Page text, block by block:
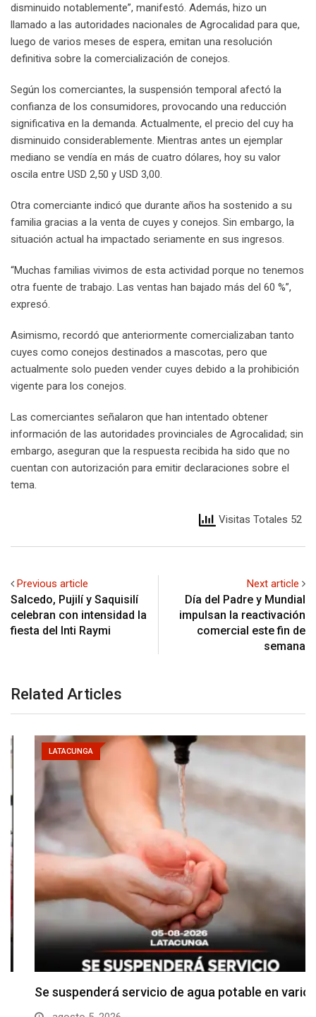
disminuido notablemente”, manifestó. Además, hizo un
llamado a las autoridades nacionales de Agrocalidad para que,
luego de varios meses de espera, emitan una resolución
definitiva sobre la comercialización de conejos.
Según los comerciantes, la suspensión temporal afectó la
confianza de los consumidores, provocando una reducción
significativa en la demanda. Actualmente, el precio del cuy ha
disminuido considerablemente. Mientras antes un ejemplar
mediano se vendía en más de cuatro dólares, hoy su valor
oscila entre USD 2,50 y USD 3,00.
Otra comerciante indicó que durante años ha sostenido a su
familia gracias a la venta de cuyes y conejos. Sin embargo, la
situación actual ha impactado seriamente en sus ingresos.
“Muchas familias vivimos de esta actividad porque no tenemos
otra fuente de trabajo. Las ventas han bajado más del 60 %”,
expresó.
Asimismo, recordó que anteriormente comercializaban tanto
cuyes como conejos destinados a mascotas, pero que
actualmente solo pueden vender cuyes debido a la prohibición
vigente para los conejos.
Las comerciantes señalaron que han intentado obtener
información de las autoridades provinciales de Agrocalidad; sin
embargo, aseguran que la respuesta recibida ha sido que no
cuentan con autorización para emitir declaraciones sobre el
tema.
Visitas Totales 52
Previous article
Salcedo, Pujilí y Saquisilí
celebran con intensidad la
fiesta del Inti Raymi
Next article
Día del Padre y Mundial
impulsan la reactivación
comercial este fin de
semana
Related Articles
LATACUNGA
Se suspenderá servicio de agua potable en varios…